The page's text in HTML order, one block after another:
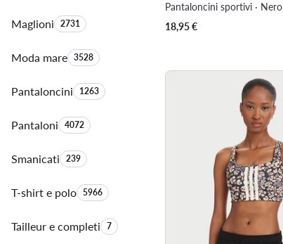
MaglioniQuantità di prodotti:
2731
Moda mareQuantità di prodotti:
3528
PantalonciniQuantità di prodotti:
1263
PantaloniQuantità di prodotti:
4072
SmanicatiQuantità di prodotti:
239
T-shirt e poloQuantità di prodotti:
5966
Tailleur e completiQuantità di prodotti:
7
Pantaloncini sportivi · Nero
18,95€